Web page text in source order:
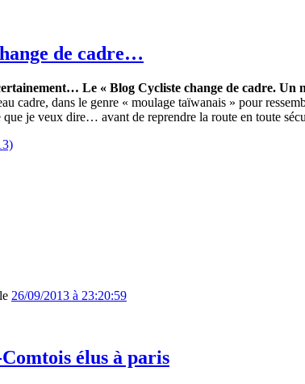
de cadre…
Le « Blog Cycliste change de cadre.
cadre, dans le genre « moulage taïwanais » pour
je veux dire… avant de reprendre la route en toute
26/09/2013 à 23:20:59
élus à paris